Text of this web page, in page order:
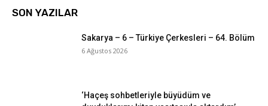
SON YAZILAR
Sakarya – 6 – Türkiye Çerkesleri – 64. Bölüm
6 Ağustos 2026
‘Haçeş sohbetleriyle büyüdüm ve